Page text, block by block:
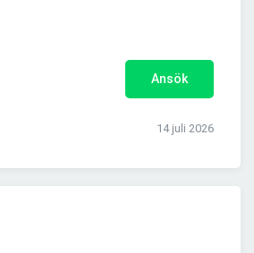
Ansök
14 juli 2026